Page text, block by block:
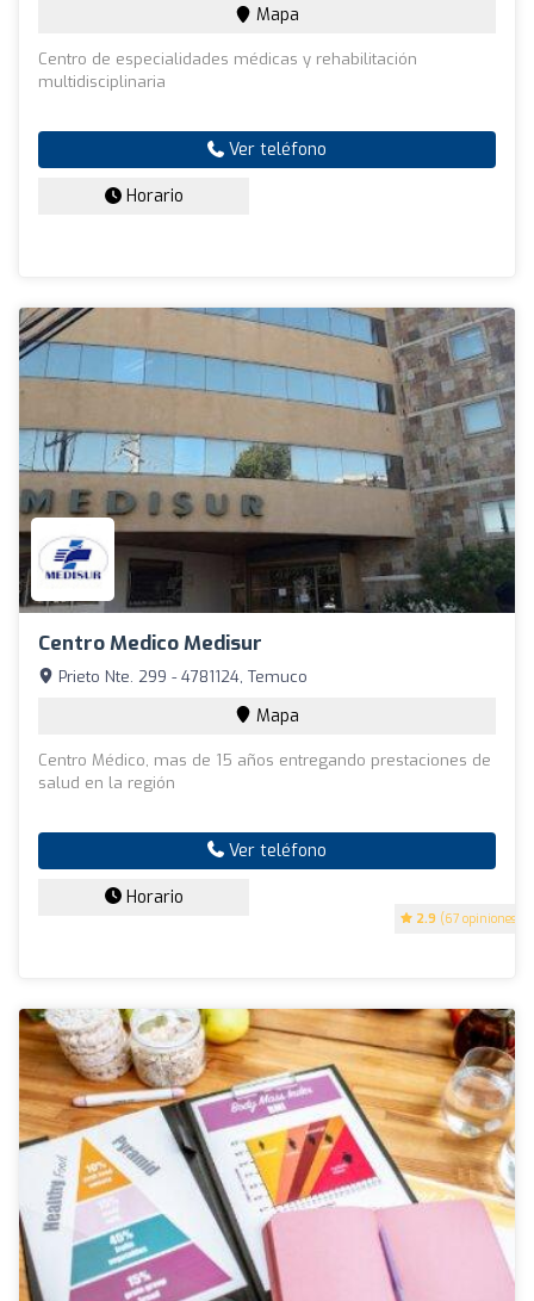
Mapa
Centro de especialidades médicas y rehabilitación
multidisciplinaria
Ver teléfono
Horario
Centro Medico Medisur
2.9 (67 opiniones)
Prieto Nte. 299 - 4781124, Temuco
Mapa
Centro Médico, mas de 15 años entregando prestaciones de
salud en la región
Ver teléfono
Horario